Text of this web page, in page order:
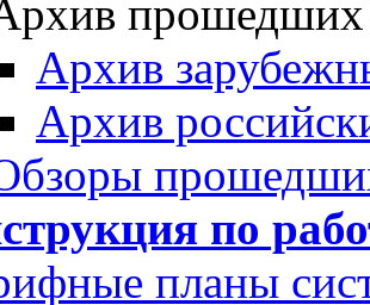
прошедших
Архив
Архив
по
планы